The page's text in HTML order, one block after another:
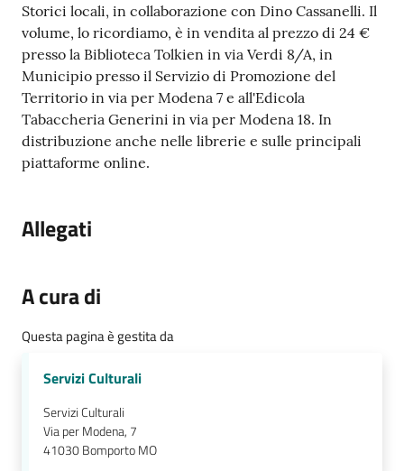
Storici locali, in collaborazione con Dino Cassanelli. Il
volume, lo ricordiamo, è in vendita al prezzo di 24 €
presso la Biblioteca Tolkien in via Verdi 8/A, in
Municipio presso il Servizio di Promozione del
Territorio in via per Modena 7 e all'Edicola
Tabaccheria Generini in via per Modena 18. In
distribuzione anche nelle librerie e sulle principali
piattaforme online.
Allegati
A cura di
Questa pagina è gestita da
Servizi Culturali
Servizi Culturali
Via per Modena, 7
41030Bomporto MO